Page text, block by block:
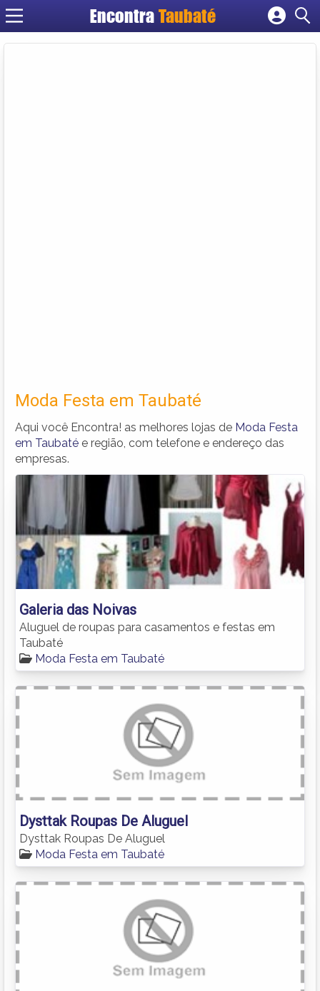
EncontraTaubaté
Cadastrar empresa
Moda Festa em Taubaté
Aqui você Encontra! as melhores lojas de Moda Festa
em Taubaté e região, com telefone e endereço das
empresas.
Galeria das Noivas
Aluguel de roupas para casamentos e festas em
Taubaté
Moda Festa em Taubaté
Dysttak Roupas De Aluguel
Dysttak Roupas De Aluguel
Moda Festa em Taubaté